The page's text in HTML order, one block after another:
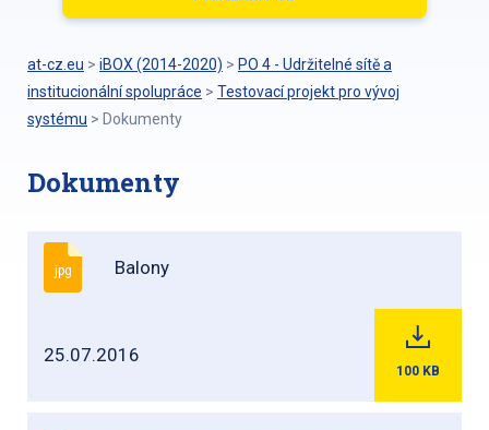
at-cz.eu > iBOX (2014-2020) > PO 4 - Udržitelné sítě a
institucionální spolupráce > Testovací projekt pro vývoj
systému > Dokumenty
Dokumenty
jpg Balony
25.07.2016
100 KB